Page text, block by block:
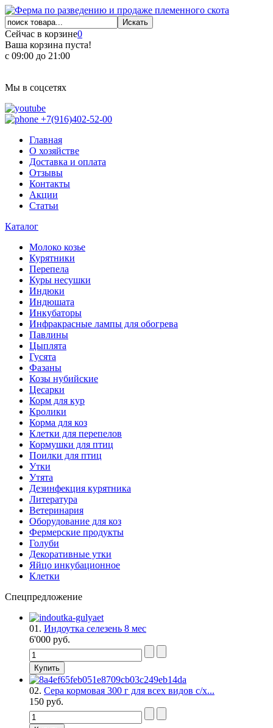
Сейчас в корзине0
Ваша корзина пуста!
с 09:00 до 21:00
Мы в соцсетях
+7(916)402-52-00
Главная
О хозяйстве
Доставка и оплата
Отзывы
Контакты
Акции
Статьи
Каталог
Молоко козье
Курятники
Перепела
Куры несушки
Индюки
Индюшата
Инкубаторы
Инфракрасные лампы для обогрева
Павлины
Цыплята
Гусята
Фазаны
Козы нубийские
Цесарки
Корм для кур
Кролики
Корма для коз
Клетки для перепелов
Кормушки для птиц
Поилки для птиц
Утки
Утята
Дезинфекция курятника
Литература
Ветеринария
Оборудование для коз
Фермерские продукты
Голуби
Декоративные утки
Яйцо инкубационное
Клетки
Спецпредложение
01. Индоутка селезень 8 мес
6'000 руб.
02. Сера кормовая 300 г для всех видов с/х...
150 руб.